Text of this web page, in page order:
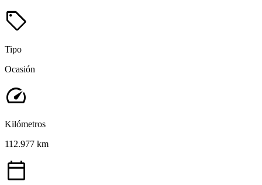
sell
Tipo
Ocasión
speed
Kilómetros
112.977 km
calendar_today